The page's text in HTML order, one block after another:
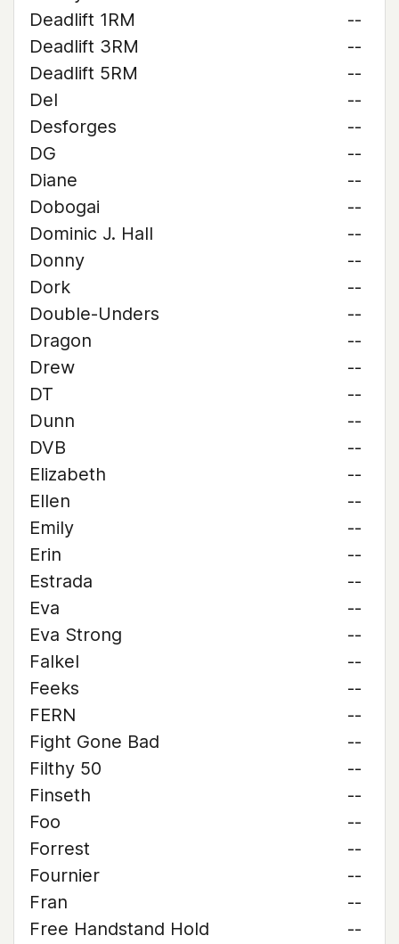
Deadlift 1RM
--
Deadlift 3RM
--
Deadlift 5RM
--
Del
--
Desforges
--
DG
--
Diane
--
Dobogai
--
Dominic J. Hall
--
Donny
--
Dork
--
Double-Unders
--
Dragon
--
Drew
--
DT
--
Dunn
--
DVB
--
Elizabeth
--
Ellen
--
Emily
--
Erin
--
Estrada
--
Eva
--
Eva Strong
--
Falkel
--
Feeks
--
FERN
--
Fight Gone Bad
--
Filthy 50
--
Finseth
--
Foo
--
Forrest
--
Fournier
--
Fran
--
Free Handstand Hold
--